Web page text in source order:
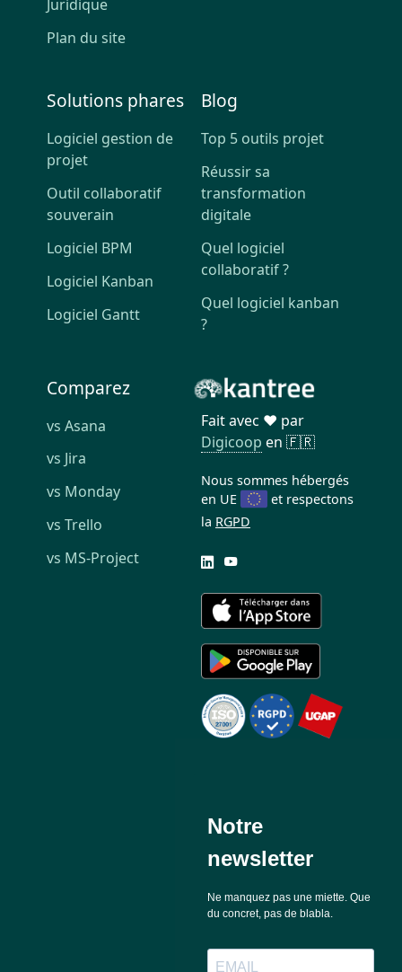
Juridique
Plan du site
Solutions phares
Logiciel gestion de
projet
Outil collaboratif
souverain
Logiciel BPM
Logiciel Kanban
Logiciel Gantt
Blog
Top 5 outils projet
Réussir sa
transformation
digitale
Quel logiciel
collaboratif ?
Quel logiciel kanban
?
Comparez
vs Asana
vs Jira
vs Monday
vs Trello
vs MS-Project
Fait avec ❤️ par
Digicoop en 🇫🇷
Nous sommes hébergés
en UE
et respectons
la RGPD